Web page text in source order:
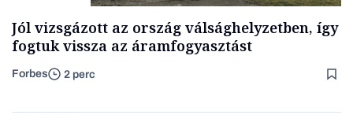
Jól vizsgázott az ország válsághelyzetben, így
fogtuk vissza az áramfogyasztást
Forbes 2 perc